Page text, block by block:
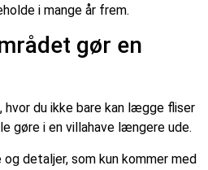
i mange år frem.
gør en
hvor du ikke bare kan lægge fliser
gøre i en villahave længere ude.
detaljer, som kun kommer med